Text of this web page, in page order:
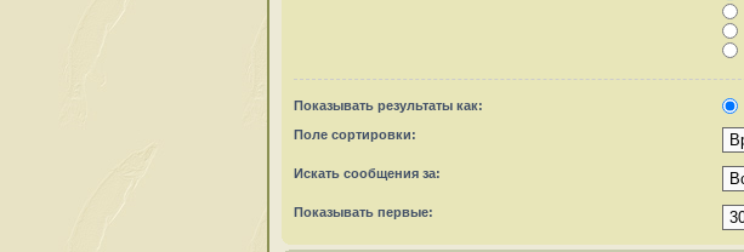
Показывать результаты как:
Поле сортировки:
Искать сообщения за:
Показывать первые: